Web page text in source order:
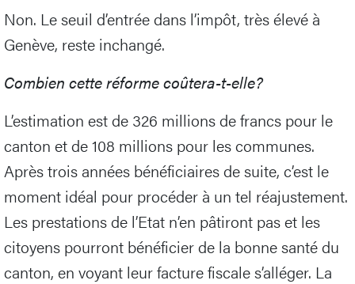
Non. Le seuil d’entrée dans l’impôt, très élevé à
Genève, reste inchangé.
Combien cette réforme coûtera-t-elle?
L’estimation est de 326 millions de francs pour le
canton et de 108 millions pour les communes.
Après trois années bénéficiaires de suite, c’est le
moment idéal pour procéder à un tel réajustement.
Les prestations de l’Etat n’en pâtiront pas et les
citoyens pourront bénéficier de la bonne santé du
canton, en voyant leur facture fiscale s’alléger. La